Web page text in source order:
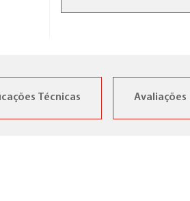
Técnicas Avaliações